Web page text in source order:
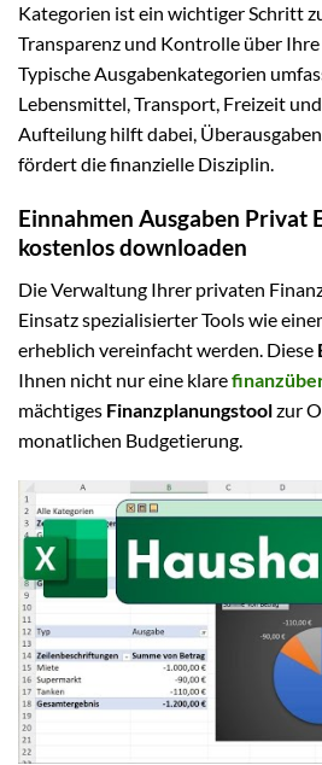
Kategorien ist ein wichtiger Schritt
Transparenz und Kontrolle über
Typische Ausgabenkategorien
Lebensmittel, Transport, Freizeit
Aufteilung hilft dabei,
fördert die finanzielle Disziplin.
Einnahmen Ausgaben Privat
kostenlos downloaden
Die Verwaltung Ihrer privaten
Einsatz spezialisierter Tools wie
erheblich vereinfacht werden. Diese
Ihnen nicht nur eine klare
mächtiges Finanzplanungstoolzur
monatlichen Budgetierung.